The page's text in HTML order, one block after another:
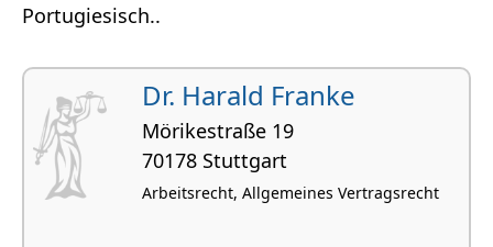
Portugiesisch..
Dr. Harald Franke
Mörikestraße 19
70178 Stuttgart
Arbeitsrecht, Allgemeines Vertragsrecht